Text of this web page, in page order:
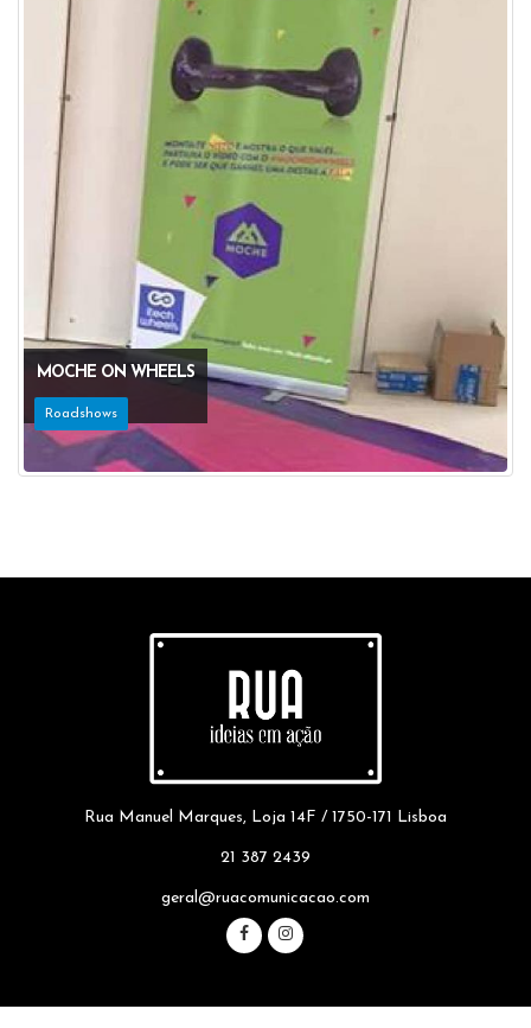
MOCHE ON WHEELS
Roadshows
Rua Manuel Marques, Loja 14F / 1750-171 Lisboa
21 387 2439
geral@ruacomunicacao.com